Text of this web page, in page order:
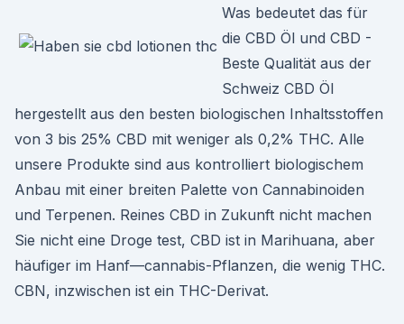
Was bedeutet das für
die CBD Öl und CBD -
Beste Qualität aus der
Schweiz CBD Öl
hergestellt aus den besten biologischen Inhaltsstoffen
von 3 bis 25% CBD mit weniger als 0,2% THC. Alle
unsere Produkte sind aus kontrolliert biologischem
Anbau mit einer breiten Palette von Cannabinoiden
und Terpenen. Reines CBD in Zukunft nicht machen
Sie nicht eine Droge test, CBD ist in Marihuana, aber
häufiger im Hanf—cannabis-Pflanzen, die wenig THC.
CBN, inzwischen ist ein THC-Derivat.